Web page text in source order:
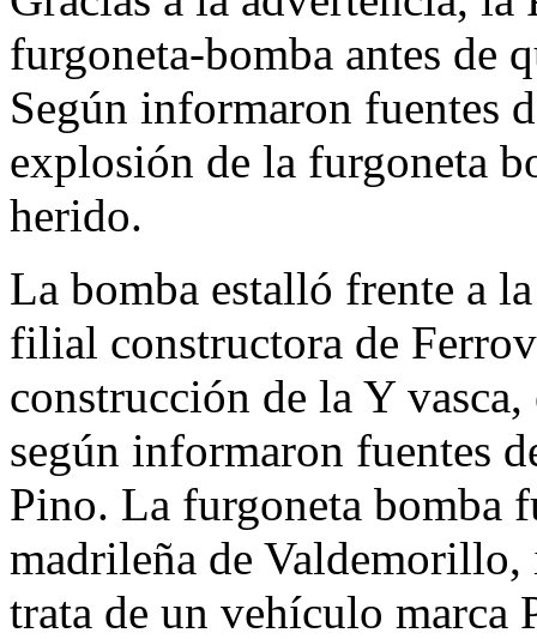
furgoneta-bomba antes de
Según informaron fuentes
explosión de la furgoneta
herido.
La bomba estalló frente a
filial constructora de
construcción de la Y
según informaron fuentes
Pino. La furgoneta bomba
madrileña de
trata de un vehículo marca